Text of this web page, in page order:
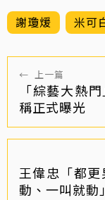
謝瓊煖 米可
← 上一篇
「綜藝大熱
稱正式曝光
王偉忠「都
動、一叫就動」